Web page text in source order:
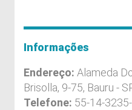
Informações
Endereço: Alameda
Brisolla, 9-75, Bauru -
Telefone: 55-14-